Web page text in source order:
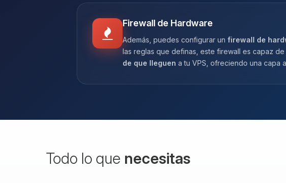
Firewall de Hardware
Además, puedes configurar un firewall de
las reglas que definas, este firewall es capaz de
de que lleguen a tu VPS, ofreciendo una capa
Todo lo que necesitas